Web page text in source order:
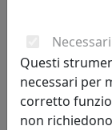
Necessari
Questi
necessari per
corretto
non